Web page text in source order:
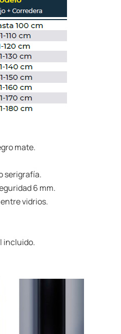
mate.
serigrafía.
6 mm.
vidrios.
incluido.